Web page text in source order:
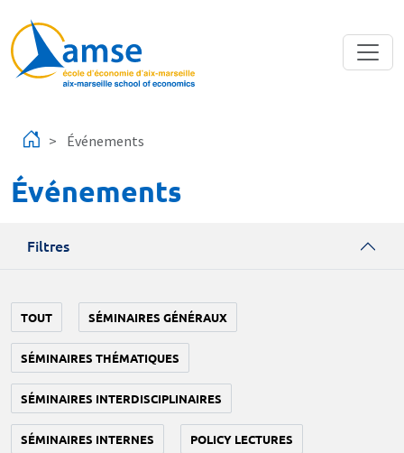
Événements
Événements
Filtres
TOUT SÉMINAIRES GÉNÉRAUX
SÉMINAIRES THÉMATIQUES
SÉMINAIRES INTERDISCIPLINAIRES
SÉMINAIRES INTERNES POLICY LECTURES